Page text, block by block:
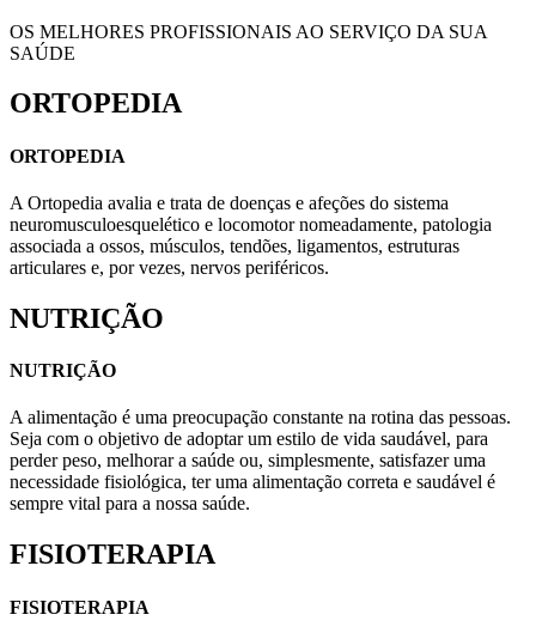
OS MELHORES PROFISSIONAIS AO SERVIÇO DA SUA
SAÚDE
ORTOPEDIA
ORTOPEDIA
A Ortopedia avalia e trata de doenças e afeções do sistema
neuromusculoesquelético e locomotor nomeadamente, patologia
associada a ossos, músculos, tendões, ligamentos, estruturas
articulares e, por vezes, nervos periféricos.
NUTRIÇÃO
NUTRIÇÃO
A alimentação é uma preocupação constante na rotina das pessoas.
Seja com o objetivo de adoptar um estilo de vida saudável, para
perder peso, melhorar a saúde ou, simplesmente, satisfazer uma
necessidade fisiológica, ter uma alimentação correta e saudável é
sempre vital para a nossa saúde.
FISIOTERAPIA
FISIOTERAPIA